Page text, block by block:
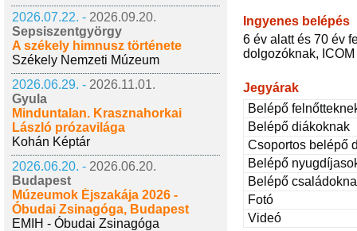
2026.07.22. - 2026.09.20.
Sepsiszentgyörgy
A székely himnusz története
Székely Nemzeti Múzeum
2026.06.29. - 2026.11.01.
Gyula
Minduntalan. Krasznahorkai
László prózavilága
Kohán Képtár
2026.06.20. - 2026.06.20.
Budapest
Múzeumok Éjszakája 2026 -
Óbudai Zsinagóga, Budapest
EMIH - Óbudai Zsinagóga
Ingyenes belépés
6 év alatt és 70 év
dolgozóknak,
Jegyárak
Belépő
Belépő diákoknak
Csoportos belépő
Belépő
Belépő
Fotó
Videó